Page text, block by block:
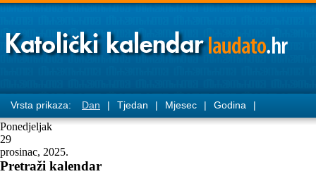
Vrsta prikaza: Dan | Tjedan | Mjesec | Godina |
Ponedjeljak
29
prosinac, 2025.
Pretraži kalendar